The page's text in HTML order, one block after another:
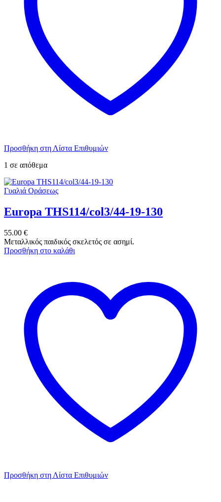
Προσθήκη στη Λίστα Επιθυμιών
1 σε απόθεμα
Γυαλιά Οράσεως
Europa THS114/col3/44-19-130
55.00 €
Μεταλλικός παιδικός σκελετός σε ασημί.
Προσθήκη στο καλάθι
Προσθήκη στη Λίστα Επιθυμιών